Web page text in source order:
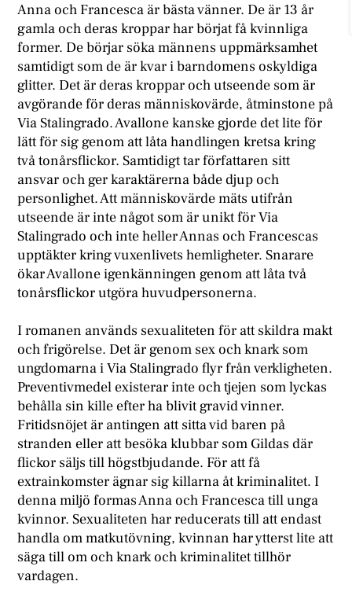
Anna och Francesca är bästa vänner. De är 13 år
gamla och deras kroppar har börjat få kvinnliga
former. De börjar söka männens uppmärksamhet
samtidigt som de är kvar i barndomens oskyldiga
glitter. Det är deras kroppar och utseende som är
avgörande för deras människovärde, åtminstone på
Via Stalingrado. Avallone kanske gjorde det lite för
lätt för sig genom att låta handlingen kretsa kring
två tonårsflickor. Samtidigt tar författaren sitt
ansvar och ger karaktärerna både djup och
personlighet. Att människovärde mäts utifrån
utseende är inte något som är unikt för Via
Stalingrado och inte heller Annas och Francescas
upptäkter kring vuxenlivets hemligheter. Snarare
ökar Avallone igenkänningen genom att låta två
tonårsflickor utgöra huvudpersonerna.
I romanen används sexualiteten för att skildra makt
och frigörelse. Det är genom sex och knark som
ungdomarna i Via Stalingrado flyr från verkligheten.
Preventivmedel existerar inte och tjejen som lyckas
behålla sin kille efter ha blivit gravid vinner.
Fritidsnöjet är antingen att sitta vid baren på
stranden eller att besöka klubbar som Gildas där
flickor säljs till högstbjudande. För att få
extrainkomster ägnar sig killarna åt kriminalitet. I
denna miljö formas Anna och Francesca till unga
kvinnor. Sexualiteten har reducerats till att endast
handla om matkutövning, kvinnan har ytterst lite att
säga till om och knark och kriminalitet tillhör
vardagen.